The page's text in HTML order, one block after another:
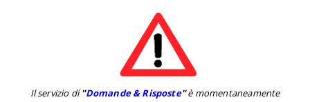
Il servizio di''Domande & Risposte''è momentaneamente